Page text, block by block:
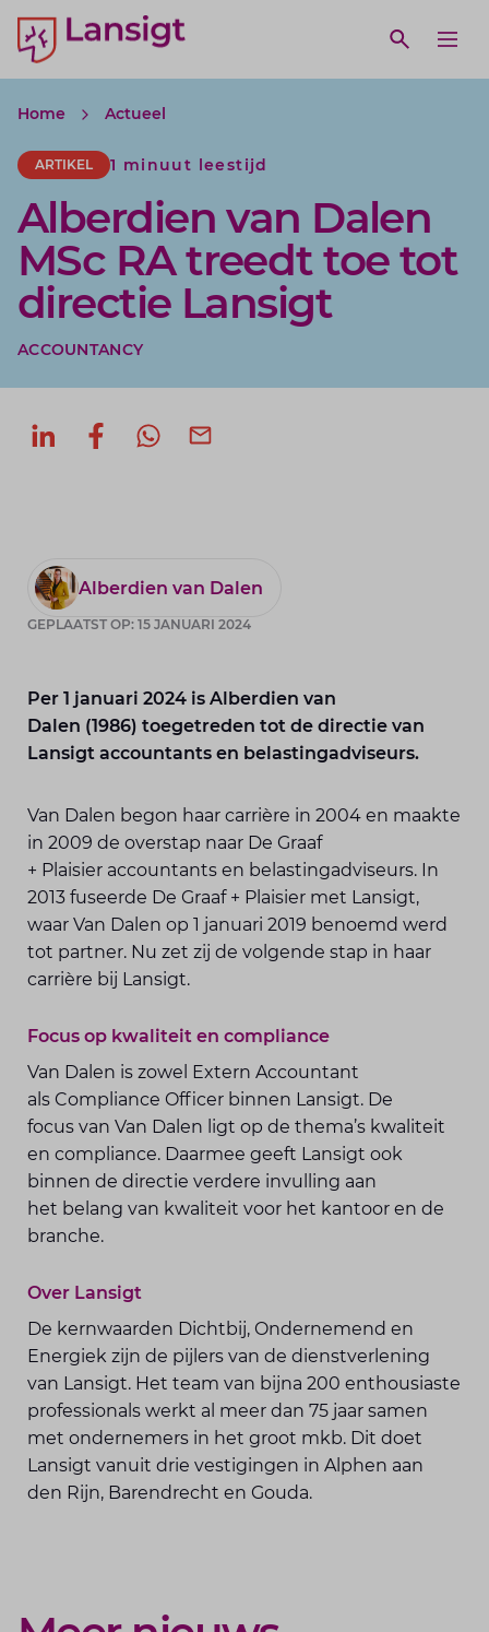
Lansigt Accountants logo
Open
search website
Home Actueel
ARTIKEL 1 minuut leestijd
Alberdien van Dalen
MSc RA treedt toe tot
directie Lansigt
ACCOUNTANCY
Deel op LinkedIn
Deel op Facebook
Alberdien van Dalen
GEPLAATST OP: 15 JANUARI 2024
Per 1 januari 2024 is Alberdien van
Dalen (1986) toegetreden tot de directie van
Lansigt accountants en belastingadviseurs.
Van Dalen begon haar carrière in 2004 en maakte
in 2009 de overstap naar De Graaf
+ Plaisier accountants en belastingadviseurs. In
2013 fuseerde De Graaf + Plaisier met Lansigt,
waar Van Dalen op 1 januari 2019 benoemd werd
tot partner. Nu zet zij de volgende stap in haar
carrière bij Lansigt.
Focus op kwaliteit en compliance
Van Dalen is zowel Extern Accountant
als Compliance Officer binnen Lansigt. De
focus van Van Dalen ligt op de thema’s kwaliteit
en compliance. Daarmee geeft Lansigt ook
binnen de directie verdere invulling aan
het belang van kwaliteit voor het kantoor en de
branche.
Over Lansigt
De kernwaarden Dichtbij, Ondernemend en
Energiek zijn de pijlers van de dienstverlening
van Lansigt. Het team van bijna 200 enthousiaste
professionals werkt al meer dan 75 jaar samen
met ondernemers in het groot mkb. Dit doet
Lansigt vanuit drie vestigingen in Alphen aan
den Rijn, Barendrecht en Gouda.